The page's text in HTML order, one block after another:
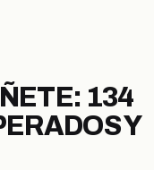
134
Y